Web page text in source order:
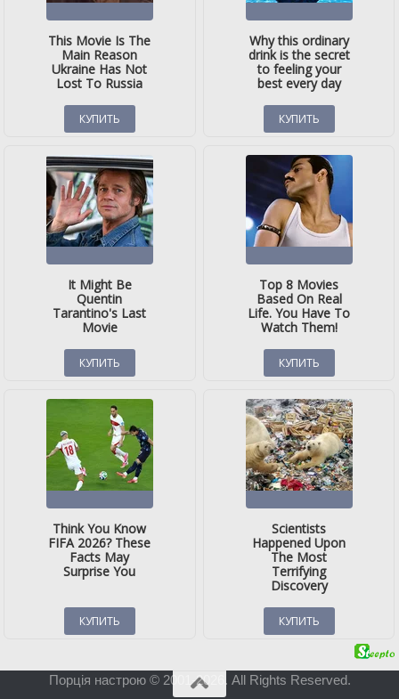
Порція настрою © 2001-2026. All Rights Reserved.